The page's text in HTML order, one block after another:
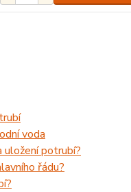
voda
uložení potrubí?
řádu?